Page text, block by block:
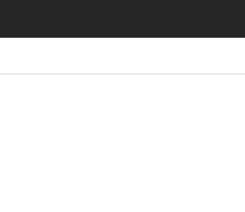
COLLECTIVE DES SÉNÉGALAIS